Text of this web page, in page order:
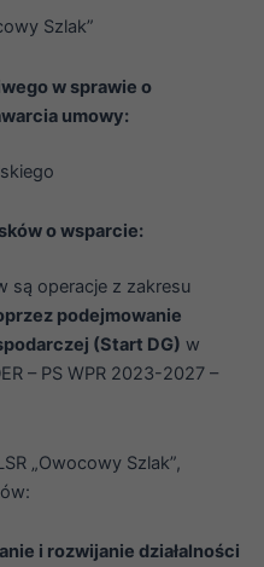
Szlak”
w sprawie o
umowy:
o wsparcie:
są operacje z zakresu
podejmowanie
(Start DG) w
– PS WPR 2023-2027 –
„Owocowy Szlak”,
i rozwijanie działalności